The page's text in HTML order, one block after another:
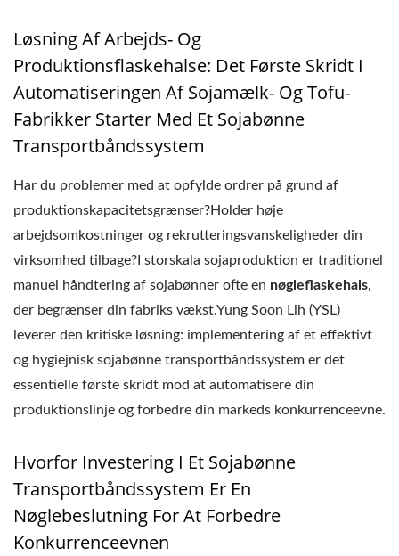
Løsning Af Arbejds- Og
Produktionsflaskehalse: Det Første Skridt I
Automatiseringen Af Sojamælk- Og Tofu-
Fabrikker Starter Med Et Sojabønne
Transportbåndssystem
Har du problemer med at opfylde ordrer på grund af
produktionskapacitetsgrænser?Holder høje
arbejdsomkostninger og rekrutteringsvanskeligheder din
virksomhed tilbage?I storskala sojaproduktion er traditionel
manuel håndtering af sojabønner ofte en nøgleflaskehals,
der begrænser din fabriks vækst.Yung Soon Lih (YSL)
leverer den kritiske løsning: implementering af et effektivt
og hygiejnisk sojabønne transportbåndssystem er det
essentielle første skridt mod at automatisere din
produktionslinje og forbedre din markeds konkurrenceevne.
Hvorfor Investering I Et Sojabønne
Transportbåndssystem Er En
Nøglebeslutning For At Forbedre
Konkurrenceevnen